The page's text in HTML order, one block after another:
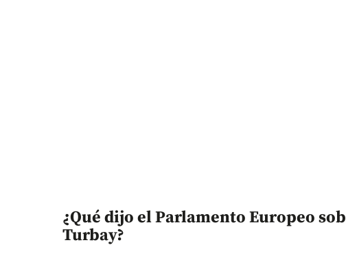
¿Qué dijo el Parlamento Europeo
Turbay?